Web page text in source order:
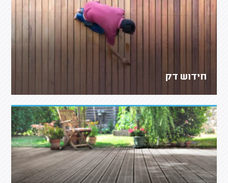
חידוש דק